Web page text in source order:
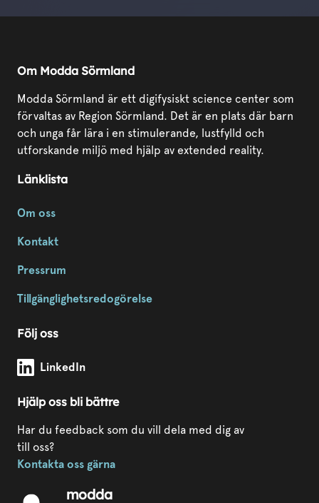
modda
Om Modda Sörmland
Modda Sörmland är ett digifysiskt science center som
förvaltas av Region Sörmland. Det är en plats där barn
och unga får lära i en stimulerande, lustfylld och
utforskande miljö med hjälp av extended reality.
Länklista
Om oss
Kontakt
Pressrum
Tillgänglighetsredogörelse
Följ oss
Modda Sörmland på
LinkedIn
Hjälp oss bli bättre
Har du feedback som du vill dela med dig av
till oss?
Kontakta oss gärna